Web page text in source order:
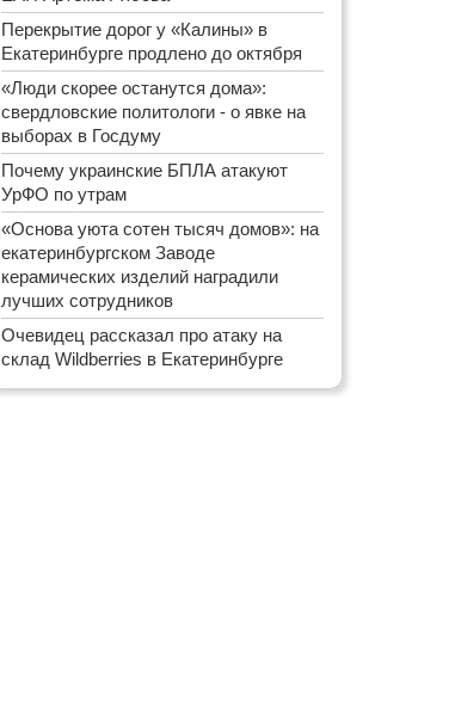
Перекрытие дорог у «Калины» в
Екатеринбурге продлено до октября
«Люди скорее останутся дома»:
свердловские политологи - о явке на
выборах в Госдуму
Почему украинские БПЛА атакуют
УрФО по утрам
«Основа уюта сотен тысяч домов»: на
екатеринбургском Заводе
керамических изделий наградили
лучших сотрудников
Очевидец рассказал про атаку на
склад Wildberries в Екатеринбурге